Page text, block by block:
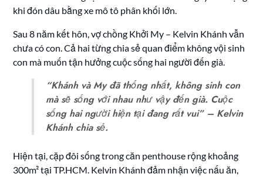
khi đón dâu bằng xe mô tô phân khối lớn.
Sau 8 năm kết hôn, vợ chồng Khởi My – Kelvin Khánh vẫn
chưa có con. Cả hai từng chia sẻ quan điểm không vội sinh
con mà muốn tận hưởng cuộc sống hai người đến già.
“Khánh và My đã thống nhất, không sinh con
mà sẽ sống với nhau như vậy đến già. Cuộc
sống hai người hiện tại đang rất vui” – Kelvin
Khánh chia sẻ.
Hiện tại, cặp đôi sống trong căn penthouse rộng khoảng
300m² tại TP.HCM. Kelvin Khánh đảm nhận việc nấu ăn,